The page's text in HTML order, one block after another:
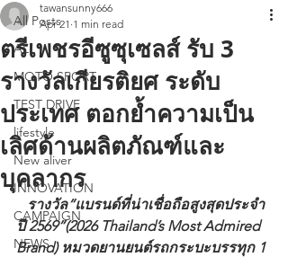
All Posts
ALL
MOTO SPORT
TEST DRIVE
lifestyle
New aliver
INNOVATION
CAMPAIGN
NEWS
ตรีเพชรอีซูซุเซลส์ รับ 3
รางวัลเกียรติยศ ระดับ
ประเทศ ตอกย้ำความเป็น
เลิศด้านผลิตภัณฑ์และ
บุคลากร
tawansunny666
Apr 21 1 min read
ปี 2569”(2026 Thailand’s Most Admired
Brand) หมวดยานยนต์รถกระบะบรรทุก 1